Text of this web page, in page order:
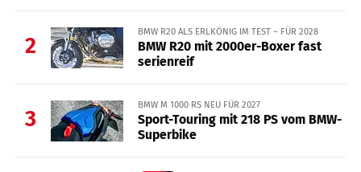
2
BMW R20 ALS ERLKÖNIG IM TEST – FÜR 2028
BMW R20 mit 2000er-Boxer fast
serienreif
3
BMW M 1000 RS NEU FÜR 2027
Sport-Touring mit 218 PS vom BMW-
Superbike